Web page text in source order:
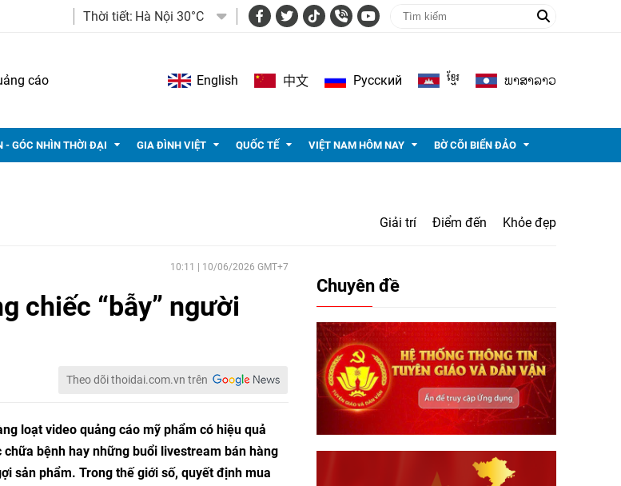
Thời tiết: Hà Nội 30°C
cáo English 中文 Pусский ខ្មែរ ພາ​ສາ​ລາວ
- GÓC NHÌN THỜI ĐẠI GIA ĐÌNH VIỆT QUỐC TẾ VIỆT NAM HÔM NAY BỜ CÕI BIỂN ĐẢO
Giải trí Điểm đến Khỏe đẹp
10:11 | 10/06/2026 GMT+7
chiếc “bẫy” người
Theo dõi thoidai.com.vn trên
loạt video quảng cáo mỹ phẩm có hiệu quả
bệnh hay những buổi livestream bán hàng
sản phẩm. Trong thế giới số, quyết định mua
Chuyên đề